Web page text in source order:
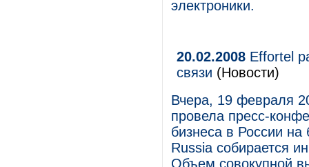
электроники.
20.02.2008 Effortel
связи (Новости)
Вчера, 19 февраля
провела пресс-
бизнеса в России
Russia собирается
Объем совокупной